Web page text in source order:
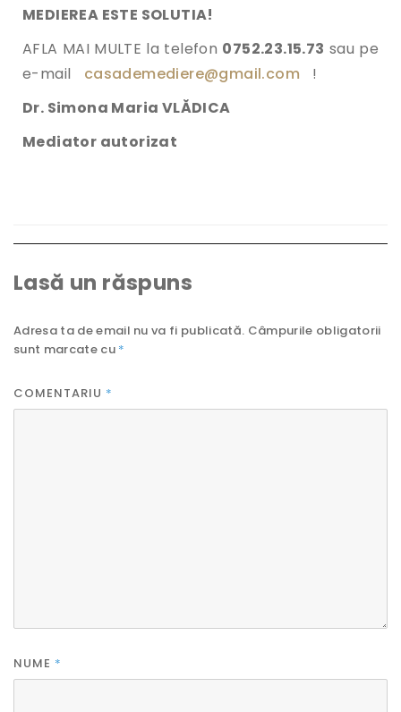
MEDIEREA ESTE SOLUTIA!
AFLA MAI MULTE la telefon 0752.23.15.73 sau pe
e-mail
casademediere@gmail.com
!
Dr. Simona Maria VLĂDICA
Mediator autorizat
Lasă un răspuns
Adresa ta de email nu va fi publicată. Câmpurile obligatorii
sunt marcate cu *
COMENTARIU *
NUME *